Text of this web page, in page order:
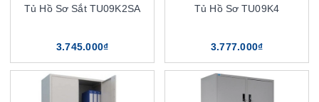
Tủ Hồ Sơ Sắt TU09K2SA
3.745.000₫
Tủ Hồ Sơ TU09K4
3.777.000₫